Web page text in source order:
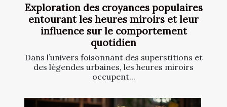
Exploration des croyances populaires
entourant les heures miroirs et leur
influence sur le comportement
quotidien
Dans l’univers foisonnant des superstitions et
des légendes urbaines, les heures miroirs
occupent...